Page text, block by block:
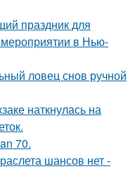
праздник для
в Нью-
ловец снов ручной
наткнулась на
70.
шансов нет -